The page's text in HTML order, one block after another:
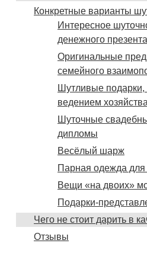
Конкретные варианты
Интересное
денежного презента
Оригинальные
семейного
Шутливые подарки,
ведением хозяйства
Шуточные
дипломы
Весёлый шарж
Парная одежда
Вещи «на двоих»
Подарки-
Чего не стоит дарить в
Отзывы